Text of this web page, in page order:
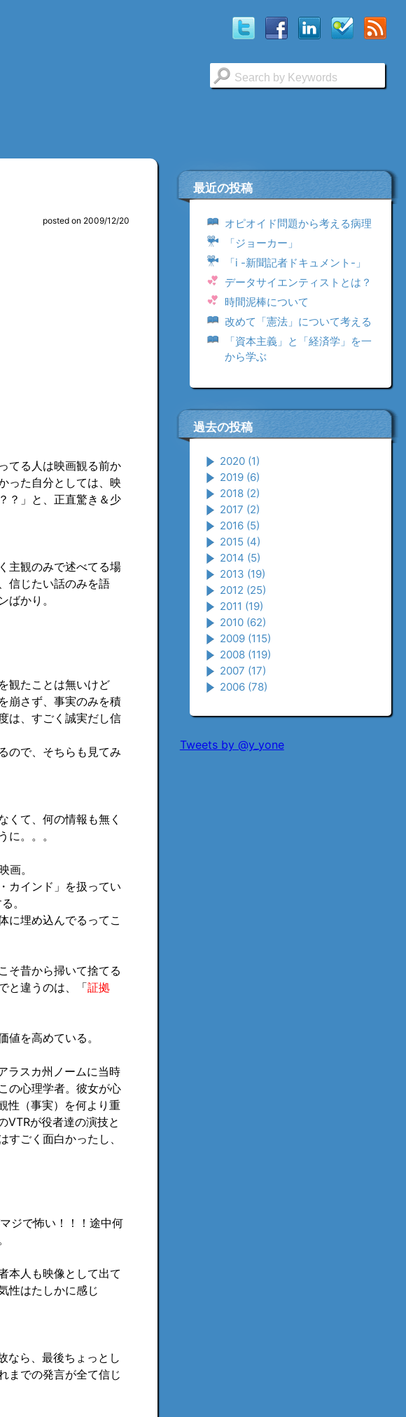
最近の投稿
オピオイド問題から考える病理
「ジョーカー」
「i -新聞記者ドキュメント-」
データサイエンティストとは？
時間泥棒について
改めて「憲法」について考える
「資本主義」と「経済学」を一
から学ぶ
過去の投稿
2020 (1)
2019 (6)
2018 (2)
2017 (2)
2016 (5)
2015 (4)
2014 (5)
2013 (19)
2012 (25)
2011 (19)
2010 (62)
2009 (115)
2008 (119)
2007 (17)
2006 (78)
Tweets by @y_yone
posted on 2009/12/20
てる人は映画観る前か
った自分としては、映
？」と、正直驚き＆少
主観のみで述べてる場
信じたい話のみを語
ばかり。
観たことは無いけど
崩さず、事実のみを積
は、すごく誠実だし信
ので、そちらも見てみ
くて、何の情報も無く
に。。。
画。
カインド」を扱ってい
。
に埋め込んでるってこ
そ昔から掃いて捨てる
と違うのは、「証拠
値を高めている。
ラスカ州ノームに当時
の心理学者。彼女が心
性（事実）を何より重
VTRが役者達の演技と
ごく面白かったし、
ジで怖い！！！途中何
本人も映像として出て
性はたしかに感じ
なら、最後ちょっとし
までの発言が全て信じ